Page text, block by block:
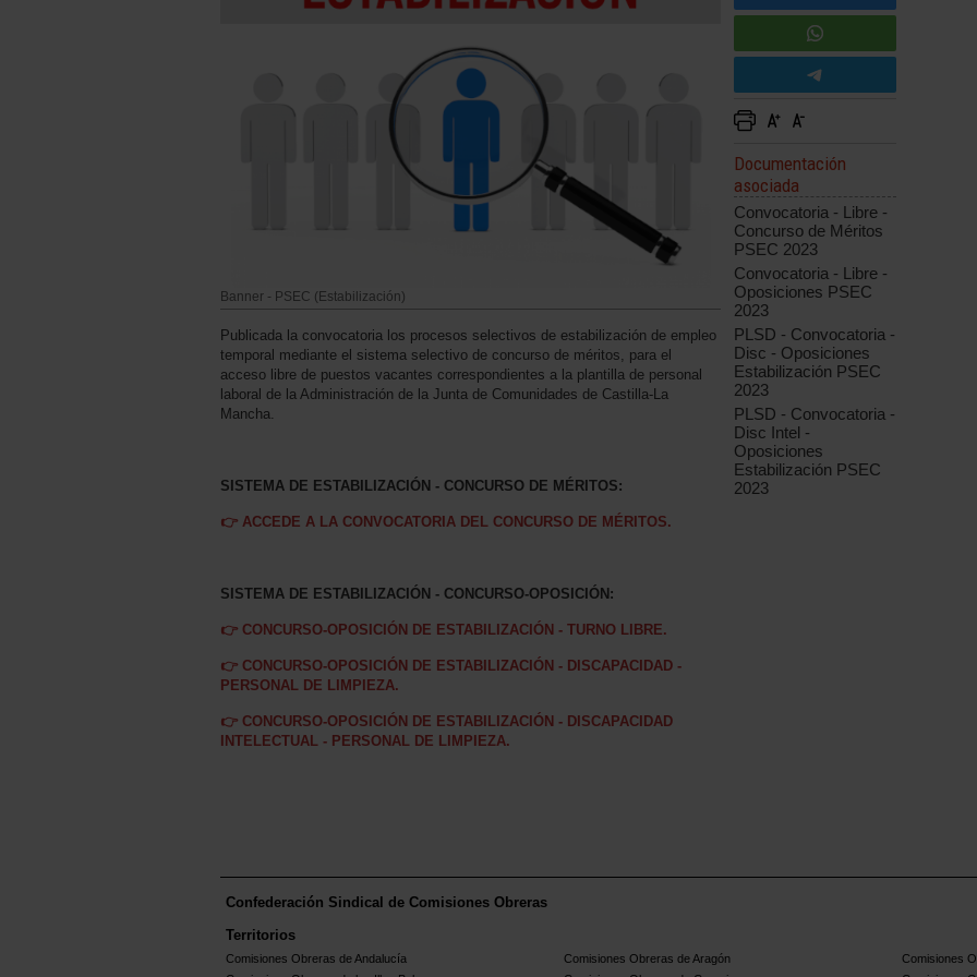
Banner - PSEC (Estabilización)
Publicada la convocatoria los procesos selectivos de estabilización de empleo
temporal mediante el sistema selectivo de concurso de méritos, para el
acceso libre de puestos vacantes correspondientes a la plantilla de personal
laboral de la Administración de la Junta de Comunidades de Castilla-La
Mancha.
SISTEMA DE ESTABILIZACIÓN - CONCURSO DE MÉRITOS:
👉 ACCEDE A LA CONVOCATORIA DEL CONCURSO DE MÉRITOS.
SISTEMA DE ESTABILIZACIÓN - CONCURSO-OPOSICIÓN:
👉 CONCURSO-OPOSICIÓN DE ESTABILIZACIÓN - TURNO LIBRE.
👉 CONCURSO-OPOSICIÓN DE ESTABILIZACIÓN - DISCAPACIDAD -
PERSONAL DE LIMPIEZA.
👉 CONCURSO-OPOSICIÓN DE ESTABILIZACIÓN - DISCAPACIDAD
INTELECTUAL - PERSONAL DE LIMPIEZA.
Documentación
asociada
Convocatoria - Libre -
Concurso de Méritos
PSEC 2023
Convocatoria - Libre -
Oposiciones PSEC
2023
PLSD - Convocatoria -
Disc - Oposiciones
Estabilización PSEC
2023
PLSD - Convocatoria -
Disc Intel -
Oposiciones
Estabilización PSEC
2023
Confederación Sindical de Comisiones Obreras
Territorios
Comisiones Obreras de Andalucía Comisiones Obreras de Aragón
Comisiones